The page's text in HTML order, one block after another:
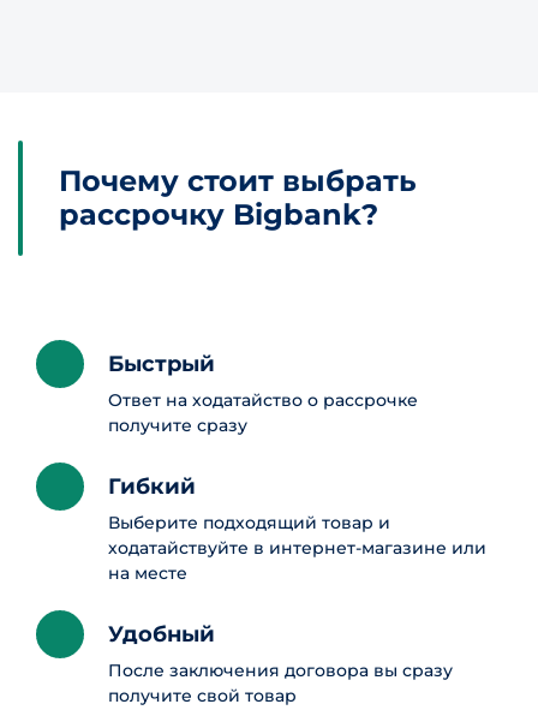
Почему стоит выбрать
рассрочку Bigbank?
Быстрый
Ответ на ходатайство о рассрочке
получите сразу
Гибкий
Выберите подходящий товар и
ходатайствуйте в интернет-магазине или
на месте
Удобный
После заключения договора вы сразу
получите свой товар